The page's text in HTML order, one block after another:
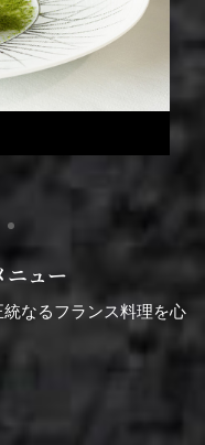
ニュー
なるフランス料理を心